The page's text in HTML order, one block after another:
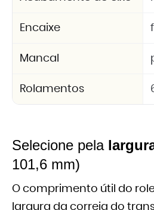
Encaixe
Mancal
Rolamentos
Selecione pela
101,6 mm)
O comprimento útil do
largura da correia do